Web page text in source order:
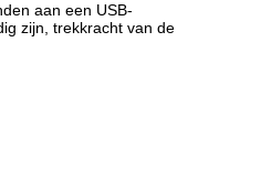
aan een USB-
zijn, trekkracht van de